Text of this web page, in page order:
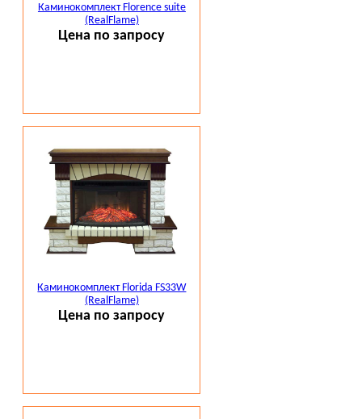
Каминокомплект Florence suite
(RealFlame)
Цена по запросу
Каминокомплект Florida FS33W
(RealFlame)
Цена по запросу